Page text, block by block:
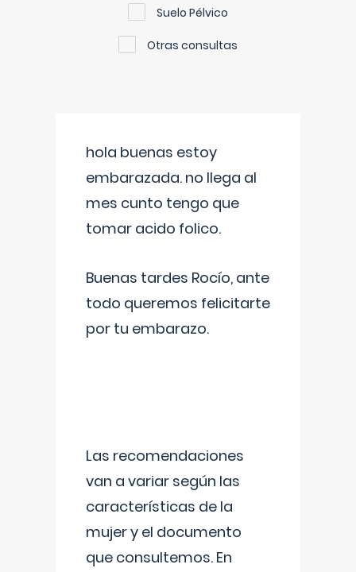
Suelo Pélvico
Otras consultas
hola buenas estoy
embarazada. no llega al
mes cunto tengo que
tomar acido folico.
Buenas tardes Rocío, ante
todo queremos felicitarte
por tu embarazo.
Las recomendaciones
van a variar según las
características de la
mujer y el documento
que consultemos. En